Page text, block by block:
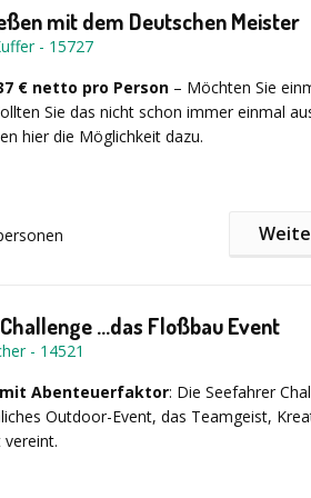
eignet sich für Gruppen, die
Tablet folgen möchten...
Ausführliche Besprechung und
im Vorfeld - Einweisung in Geocaching
durch fachkundige Guides -
Schatzinhalt.
mit dem Deutschen Meister
- 15727
€ netto pro Person – Möchten Sie
Sie das nicht schon immer einmal
hier die Möglichkeit dazu.
Sie die Grundlagen des Bogenschießens
und 3D-Tiere, eine
sodass für jede Veranstaltung
bereitgestellt werden kann.
können gebucht werden:
...das Floßbau Event
- 14521
Abenteuerfaktor: Die Seefahrer
Outdoor-Event, das Teamgeist,